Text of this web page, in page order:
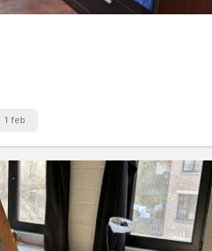
1 feb
KV 1083
de séjour, kitchenette équipée, sdb, 2
un en mezzanine Visites sur rdv ( )